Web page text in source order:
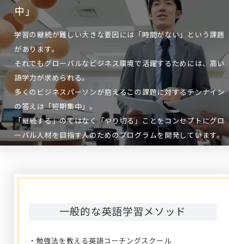
中」
学習の継続が難しい大きな要因には「時間がない」という課題
があります。
それでもグローバルなビジネス環境で活躍するためには、高い
語学力が求められる。
多くのビジネスパーソンが抱えるこの課題に対するテンナイン
の答えは「短期集中」。
「継続する」のではなく「やり切る」ことをコンセプトにグロ
ーバル人材を目指す人のためのプログラムを開発しています。
一般的な英語学習メソッド
・勉強法を教える英語コーチングスクール